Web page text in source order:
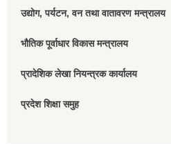
उद्योग, पर्यटन, वन तथा वातावरण मन्त्रालय
भौतिक पूर्वाधार विकास मन्त्रालय
प्रादेशिक लेखा नियन्त्रक कार्यालय
प्रदेश शिक्षा समुह